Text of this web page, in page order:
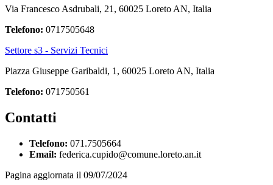
Via Francesco Asdrubali, 21, 60025 Loreto AN, Italia
Telefono: 0717505648
Settore s3 - Servizi Tecnici
Piazza Giuseppe Garibaldi, 1, 60025 Loreto AN, Italia
Telefono: 071750561
Contatti
Telefono: 071.7505664
Email: federica.cupido@comune.loreto.an.it
Pagina aggiornata il 09/07/2024